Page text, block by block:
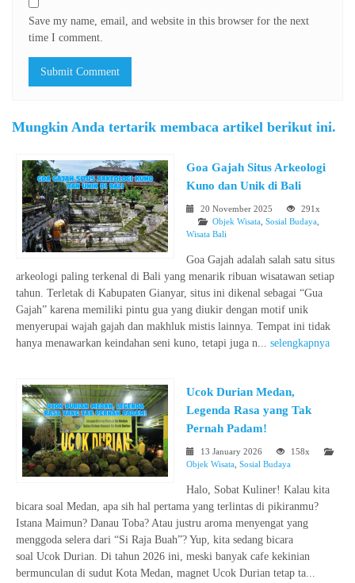
Save my name, email, and website in this browser for the next
time I comment.
Mungkin Anda tertarik membaca artikel berikut ini.
Goa Gajah Situs Arkeologi
Kuno dan Unik di Bali
20 November 2025
291x
Objek Wisata Sosial Budaya
Wisata Bali
Goa Gajah adalah salah satu situs
arkeologi paling terkenal di Bali yang menarik ribuan wisatawan setiap
tahun. Terletak di Kabupaten Gianyar, situs ini dikenal sebagai “Gua
Gajah” karena memiliki pintu gua yang diukir dengan motif unik
menyerupai wajah gajah dan makhluk mistis lainnya. Tempat ini tidak
hanya menawarkan keindahan seni kuno, tetapi juga n... selengkapnya
Ucok Durian Medan,
Legenda Rasa yang Tak
Pernah Padam!
13 January 2026
158x
Objek Wisata Sosial Budaya
Halo, Sobat Kuliner! Kalau kita
bicara soal Medan, apa sih hal pertama yang terlintas di pikiranmu?
Istana Maimun? Danau Toba? Atau justru aroma menyengat yang
menggoda selera dari “Si Raja Buah”? Yup, kita sedang bicara
soal Ucok Durian. Di tahun 2026 ini, meski banyak cafe kekinian
bermunculan di sudut Kota Medan, magnet Ucok Durian tetap ta...